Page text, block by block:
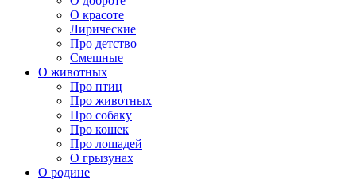
О красоте
Лирические
Про детство
Смешные
О животных
Про птиц
Про животных
Про собаку
Про кошек
Про лошадей
О грызунах
О родине